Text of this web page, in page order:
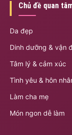
Chủ đề quan
Da đẹp
Dinh dưỡng & vận
Tâm lý & cảm xúc
Tình yêu & hôn
Làm cha mẹ
Món ngon dễ làm